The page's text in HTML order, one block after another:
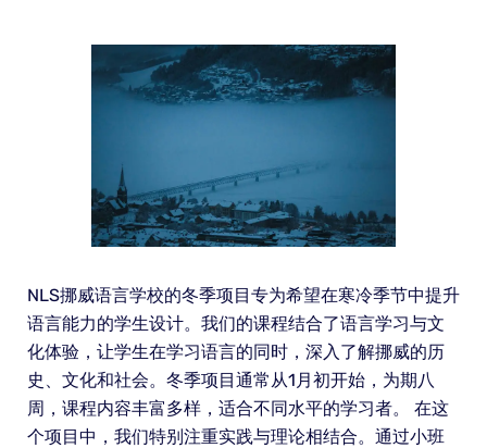
NLS挪威语言学校的冬季项目专为希望在寒冷季节中提升
语言能力的学生设计。我们的课程结合了语言学习与文
化体验，让学生在学习语言的同时，深入了解挪威的历
史、文化和社会。冬季项目通常从1月初开始，为期八
周，课程内容丰富多样，适合不同水平的学习者。 在这
个项目中，我们特别注重实践与理论相结合。通过小班